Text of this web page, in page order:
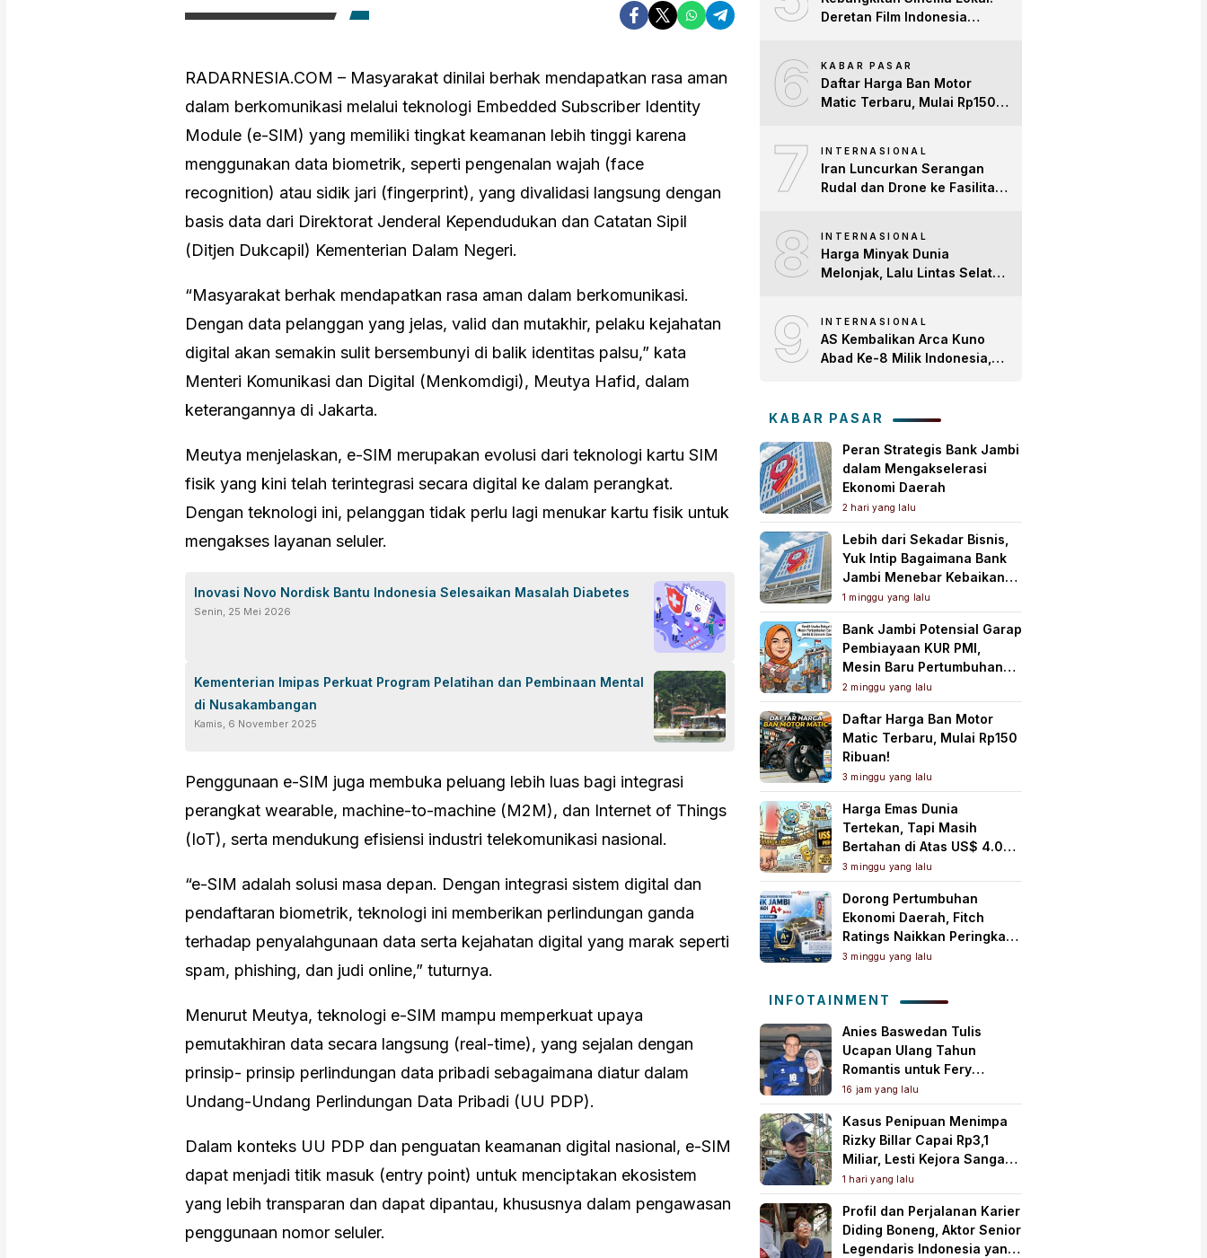
RADARNESIA.COM – Masyarakat dinilai berhak mendapatkan rasa aman
dalam berkomunikasi melalui teknologi Embedded Subscriber Identity
Module (e-SIM) yang memiliki tingkat keamanan lebih tinggi karena
menggunakan data biometrik, seperti pengenalan wajah (face
recognition) atau sidik jari (fingerprint), yang divalidasi langsung dengan
basis data dari Direktorat Jenderal Kependudukan dan Catatan Sipil
(Ditjen Dukcapil) Kementerian Dalam Negeri.
“Masyarakat berhak mendapatkan rasa aman dalam berkomunikasi.
Dengan data pelanggan yang jelas, valid dan mutakhir, pelaku kejahatan
digital akan semakin sulit bersembunyi di balik identitas palsu,” kata
Menteri Komunikasi dan Digital (Menkomdigi), Meutya Hafid, dalam
keterangannya di Jakarta.
Meutya menjelaskan, e-SIM merupakan evolusi dari teknologi kartu SIM
fisik yang kini telah terintegrasi secara digital ke dalam perangkat.
Dengan teknologi ini, pelanggan tidak perlu lagi menukar kartu fisik untuk
mengakses layanan seluler.
Inovasi Novo Nordisk Bantu Indonesia Selesaikan Masalah Diabetes
Senin, 25 Mei 2026
Kementerian Imipas Perkuat Program Pelatihan dan Pembinaan Mental
di Nusakambangan
Kamis, 6 November 2025
Penggunaan e-SIM juga membuka peluang lebih luas bagi integrasi
perangkat wearable, machine-to-machine (M2M), dan Internet of Things
(IoT), serta mendukung efisiensi industri telekomunikasi nasional.
“e-SIM adalah solusi masa depan. Dengan integrasi sistem digital dan
pendaftaran biometrik, teknologi ini memberikan perlindungan ganda
terhadap penyalahgunaan data serta kejahatan digital yang marak seperti
spam, phishing, dan judi online,” tuturnya.
Menurut Meutya, teknologi e-SIM mampu memperkuat upaya
pemutakhiran data secara langsung (real-time), yang sejalan dengan
prinsip- prinsip perlindungan data pribadi sebagaimana diatur dalam
Undang-Undang Perlindungan Data Pribadi (UU PDP).
Dalam konteks UU PDP dan penguatan keamanan digital nasional, e-SIM
dapat menjadi titik masuk (entry point) untuk menciptakan ekosistem
yang lebih transparan dan dapat dipantau, khususnya dalam pengawasan
penggunaan nomor seluler.
Deretan Film Indonesia
Global
6 KABAR PASAR
Daftar Harga Ban Motor
Matic Terbaru, Mulai Rp150
7 INTERNASIONAL
Iran Luncurkan Serangan
Rudal dan Drone ke Fasilitas
8 INTERNASIONAL
Harga Minyak Dunia
Melonjak, Lalu Lintas Selat
9 INTERNASIONAL
AS Kembalikan Arca Kuno
Abad Ke-8 Milik Indonesia,
Tanah Air
KABAR PASAR
Peran Strategis Bank Jambi
dalam Mengakselerasi
Ekonomi Daerah
2 hari yang lalu
Lebih dari Sekadar Bisnis,
Yuk Intip Bagaimana Bank
Jambi Menebar Kebaikan
untuk Masyarakat!
1 minggu yang lalu
Bank Jambi Potensial Garap
Pembiayaan KUR PMI,
Mesin Baru Pertumbuhan
Ekonomi Daerah
2 minggu yang lalu
Daftar Harga Ban Motor
Matic Terbaru, Mulai Rp150
Ribuan!
3 minggu yang lalu
Harga Emas Dunia
Tertekan, Tapi Masih
Bertahan di Atas US$ 4.000
per Ons Troi
3 minggu yang lalu
Dorong Pertumbuhan
Ekonomi Daerah, Fitch
Ratings Naikkan Peringkat
Bank Jambi Jadi ‘A+(idn)’
3 minggu yang lalu
INFOTAINMENT
Anies Baswedan Tulis
Ucapan Ulang Tahun
Romantis untuk Fery
Farhati, Ungkap Syukur
Perjalanan Panjang
Bersama
16 jam yang lalu
Kasus Penipuan Menimpa
Rizky Billar Capai Rp3,1
Miliar, Lesti Kejora Sangat
Kesal
1 hari yang lalu
Profil dan Perjalanan Karier
Diding Boneng, Aktor Senior
Legendaris Indonesia yang